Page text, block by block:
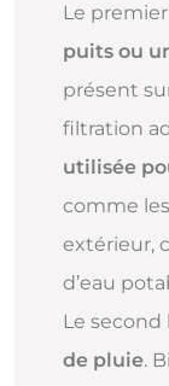
Le
puits ou
présent
filtration
utilisée
comme
extérieur,
d’eau
Le second
de pluie.